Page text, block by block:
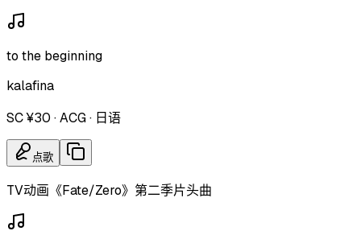
to the beginning
kalafina
SC ¥30 ·ACG· 日语
点歌
TV动画《Fate/Zero》第二季片头曲